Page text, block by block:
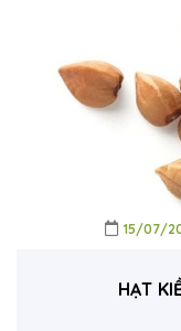
15/07/
HẠT